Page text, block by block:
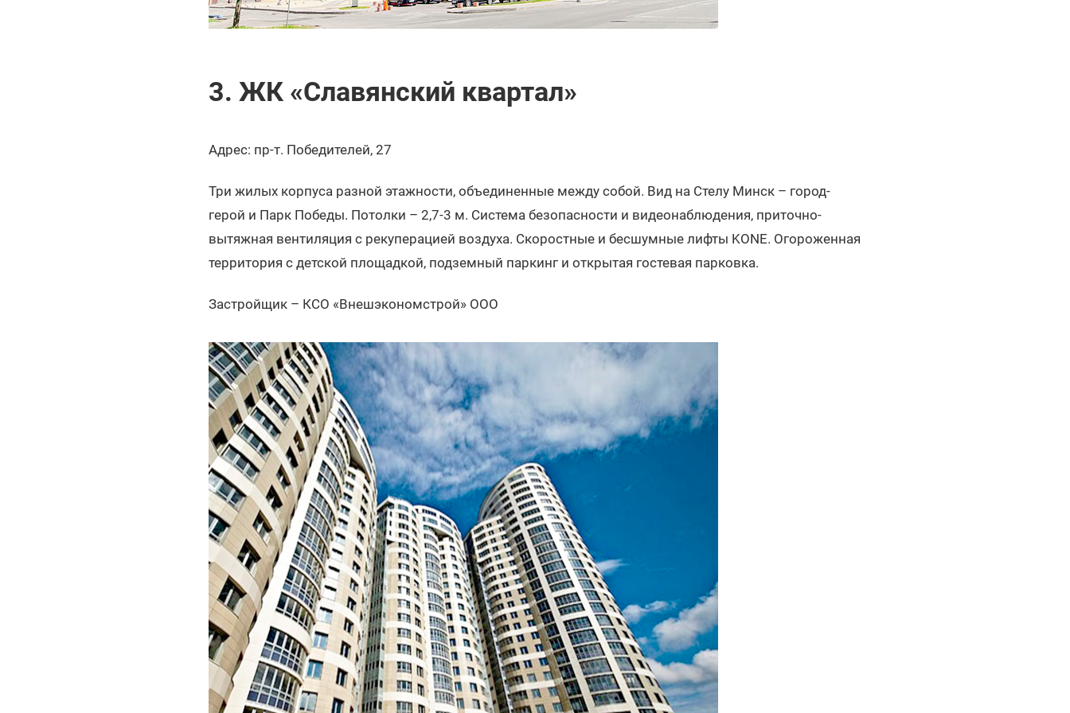
3. ЖК «Славянский квартал»
Адрес: пр-т. Победителей, 27
Три жилых корпуса разной этажности, объединенные между собой. Вид на Стелу Минск – город-
герой и Парк Победы. Потолки – 2,7-3 м. Система безопасности и видеонаблюдения, приточно-
вытяжная вентиляция с рекуперацией воздуха. Скоростные и бесшумные лифты KONE. Огороженная
территория с детской площадкой, подземный паркинг и открытая гостевая парковка.
Застройщик – КСО «Внешэкономстрой» ООО